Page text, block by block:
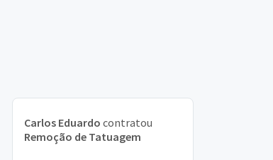
Carlos Eduardo contratou
Remoção de Tatuagem